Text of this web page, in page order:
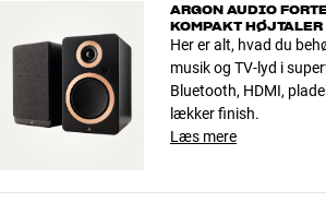
ARGON AUDIO
KOMPAKT
Her er alt, hvad du
musik og TV-lyd i
Bluetooth, HDMI,
lækker finish.
Læs mere